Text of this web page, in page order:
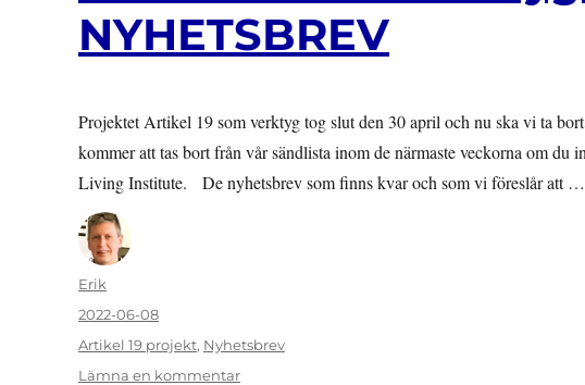
NYHETSBREV
Projektet Artikel 19 som verktyg tog slut den 30 april och nu ska vi ta
kommer att tas bort från vår sändlista inom de närmaste veckorna om du
Living Institute. De nyhetsbrev som finns kvar och som vi föreslår att …
Författare
Erik
Publicerat
den
2022-06-08
Kategorier
Artikel 19 projekt, Nyhetsbrev
Lämna en kommentartill